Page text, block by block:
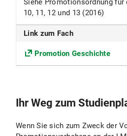
Kunstwissenschaften
Fächergruppe
Beiträge
Solidarbeitrag
Studentenwerk
Siehe Promotionsordnung für
10, 11, 12 und 13 (2016)
Link zum Fach
Promotion Geschichte
Ihr Weg zum
Wenn Sie sich zum Zweck der